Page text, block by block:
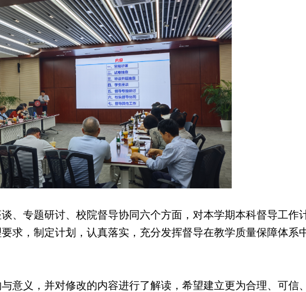
、专题研讨、校院督导协同六个方面，对本学期本科督导工作
求，制定计划，认真落实，充分发挥督导在教学质量保障体系
意义，并对修改的内容进行了解读，希望建立更为合理、可信